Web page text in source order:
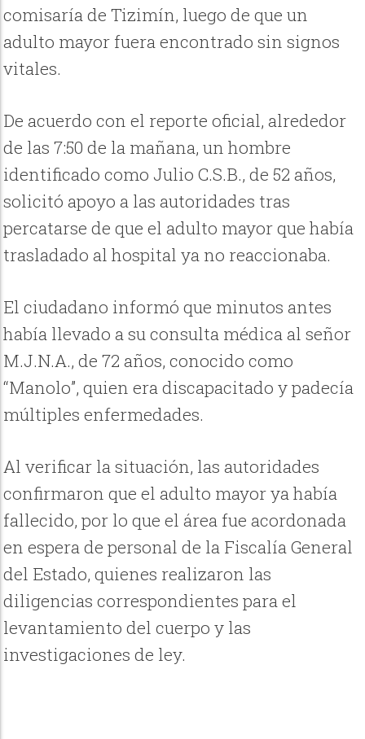
comisaría de Tizimín, luego de que un
adulto mayor fuera encontrado sin signos
vitales.
De acuerdo con el reporte oficial, alrededor
de las 7:50 de la mañana, un hombre
identificado como Julio C.S.B., de 52 años,
solicitó apoyo a las autoridades tras
percatarse de que el adulto mayor que había
trasladado al hospital ya no reaccionaba.
El ciudadano informó que minutos antes
había llevado a su consulta médica al señor
M.J.N.A., de 72 años, conocido como
“Manolo”, quien era discapacitado y padecía
múltiples enfermedades.
Al verificar la situación, las autoridades
confirmaron que el adulto mayor ya había
fallecido, por lo que el área fue acordonada
en espera de personal de la Fiscalía General
del Estado, quienes realizaron las
diligencias correspondientes para el
levantamiento del cuerpo y las
investigaciones de ley.